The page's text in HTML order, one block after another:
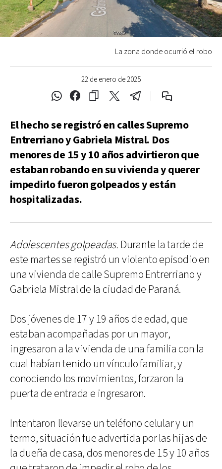
22 de enero de 2025
La zona donde ocurrió el robo
El hecho se registró en calles Supremo
Entrerriano y Gabriela Mistral. Dos
menores de 15 y 10 años advirtieron que
estaban robando en su vivienda y querer
impedirlo fueron golpeados y están
hospitalizadas.
Adolescentes golpeadas. Durante la tarde de
este martes se registró un violento episodio en
una vivienda de calle Supremo Entrerriano y
Gabriela Mistral de la ciudad de Paraná.
Dos jóvenes de 17 y 19 años de edad, que
estaban acompañadas por un mayor,
ingresaron a la vivienda de una familia con la
cual habían tenido un vínculo familiar, y
conociendo los movimientos, forzaron la
puerta de entrada e ingresaron.
Intentaron llevarse un teléfono celular y un
termo, situación fue advertida por las hijas de
la dueña de casa, dos menores de 15 y 10 años